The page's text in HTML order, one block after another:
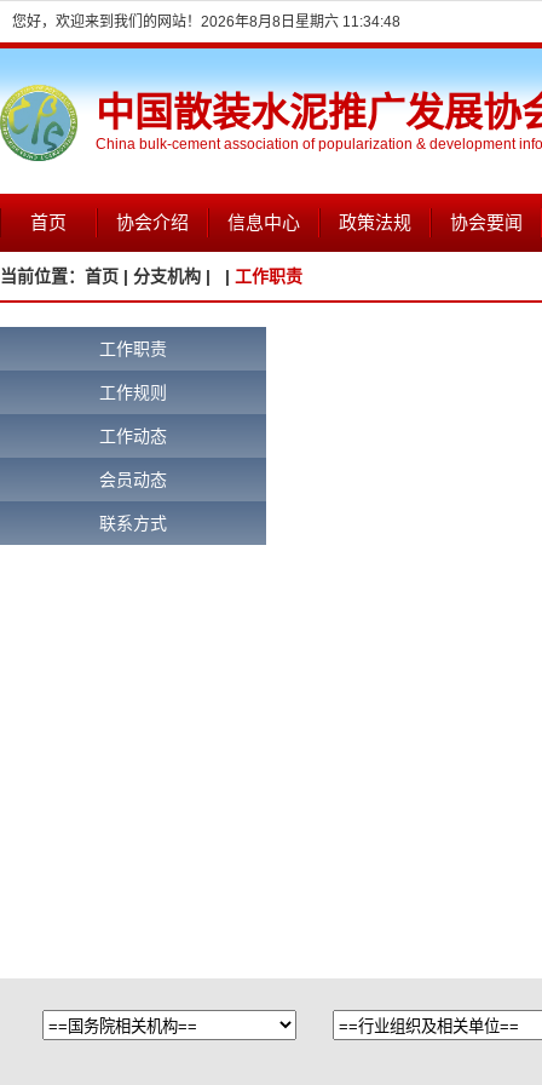
您好，欢迎来到我们的网站！ 2026年8月8日星期六 11:34:48
中国散装水泥推广发展协
China bulk-cement association of popularization & development
首页 协会介绍 信息中心 政策法规 协会要闻
当前位置： 首页 | 分支机构 | | 工作职责
工作职责
工作规则
工作动态
会员动态
联系方式